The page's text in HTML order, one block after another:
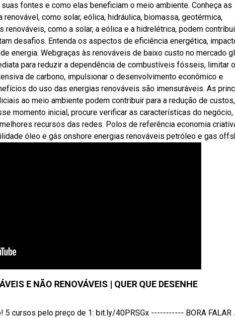
fontes e como elas beneficiam o meio ambiente. Conheça as
como solar, eólica, hidráulica, biomassa, geotérmica,
como a solar, a eólica e a hidrelétrica, podem
desafios. Entenda os aspectos de eficiência energética,
energia. Webgraças às renováveis de baixo custo no mercado
para reduzir a dependência de combustíveis fósseis, limitar
de carbono, impulsionar o desenvolvimento econômico e
do uso das energias renováveis são imensuráveis. As
ao meio ambiente podem contribuir para a redução de custos,
momento inicial, procure verificar as características do negócio,
recursos das redes. Polos de referência economia
óleo e gás onshore energias renováveis petróleo e gas
E NÃO RENOVÁVEIS | QUER QUE DESENHE
5 cursos pelo preço de 1: bit.ly/40PRSGx ----------- BORA FALAR